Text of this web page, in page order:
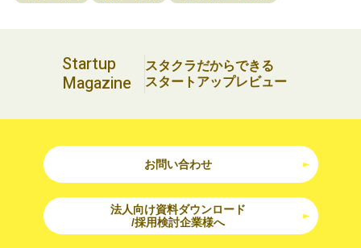
Startup
Magazine
スタクラだからできる
スタートアップレビュー
お問い合わせ
法人向け資料ダウンロード
/採用検討企業様へ